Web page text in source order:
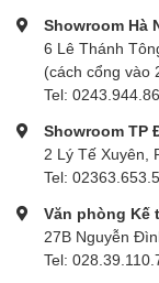
Showroom Hà
6 Lê Thánh
(cách cổng vào
Tel:
Showroom TP
2 Lý Tế Xuyên,
Tel:
Văn phòng Kế
27B Nguyễn
Tel: